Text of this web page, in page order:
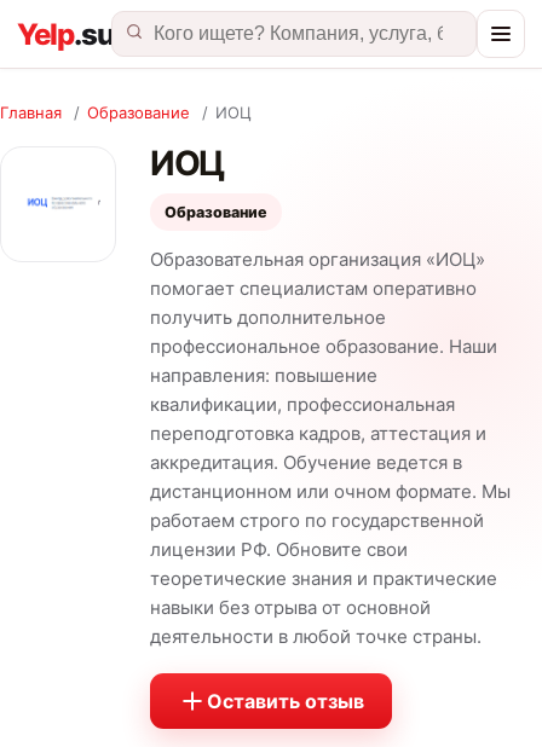
Главная / Образование / ИОЦ
ИОЦ
Образование
Образовательная организация «ИОЦ»
помогает специалистам оперативно
получить дополнительное
профессиональное образование. Наши
направления: повышение
квалификации, профессиональная
переподготовка кадров, аттестация и
аккредитация. Обучение ведется в
дистанционном или очном формате. Мы
работаем строго по государственной
лицензии РФ. Обновите свои
теоретические знания и практические
навыки без отрыва от основной
деятельности в любой точке страны.
Оставить отзыв